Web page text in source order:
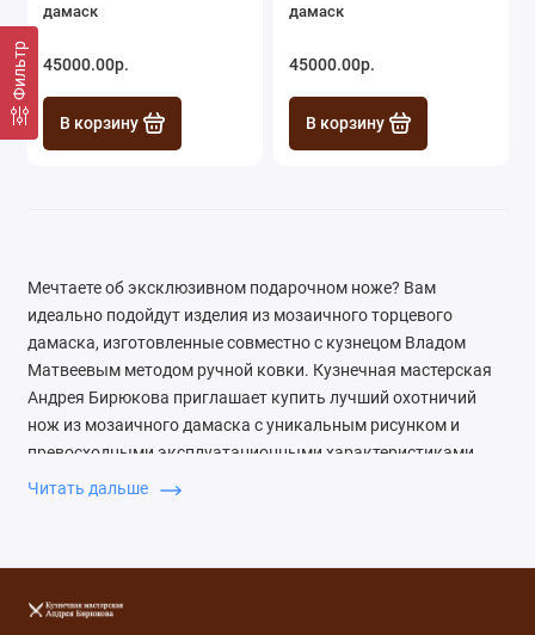
Фильтр
дамаск
45000.00р.
В корзину
дамаск
45000.00р.
В корзину
Мечтаете об эксклюзивном подарочном ноже? Вам
идеально подойдут изделия из мозаичного торцевого
дамаска, изготовленные совместно с кузнецом Владом
Матвеевым методом ручной ковки. Кузнечная мастерская
Андрея Бирюкова приглашает купить лучший охотничий
нож из мозаичного дамаска с уникальным рисунком и
превосходными эксплуатационными характеристиками.
Наши клинки прочные, выдерживают значительные
мозаичного дамаска? Мозаичный дамаск —
Читать дальше